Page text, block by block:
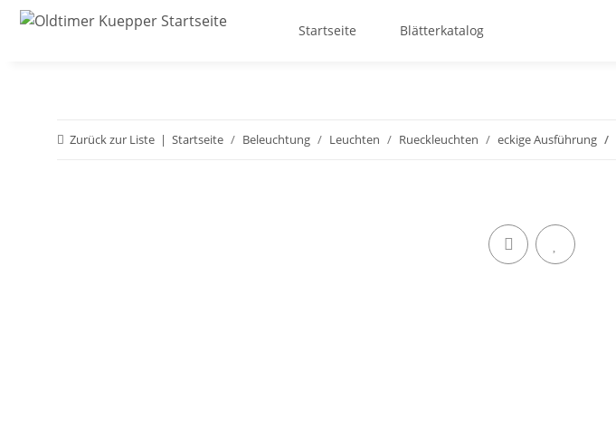
Startseite Blätterkatalog
Zurück zur Liste Startseite Beleuchtung Leuchten Rueckleuchten eckige Ausführung